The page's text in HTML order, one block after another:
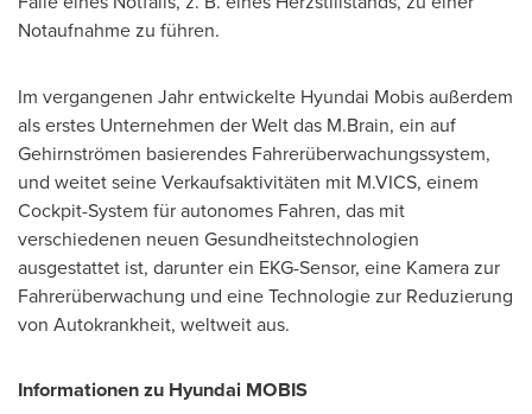
Notaufnahme zu führen.
Im vergangenen Jahr entwickelte Hyundai Mobis außerdem
als erstes Unternehmen der Welt das M.Brain, ein auf
Gehirnströmen basierendes Fahrerüberwachungssystem,
und weitet seine Verkaufsaktivitäten mit M.VICS, einem
Cockpit-System für autonomes Fahren, das mit
verschiedenen neuen Gesundheitstechnologien
ausgestattet ist, darunter ein EKG-Sensor, eine Kamera zur
Fahrerüberwachung und eine Technologie zur Reduzierung
von Autokrankheit, weltweit aus.
Informationen zu Hyundai MOBIS